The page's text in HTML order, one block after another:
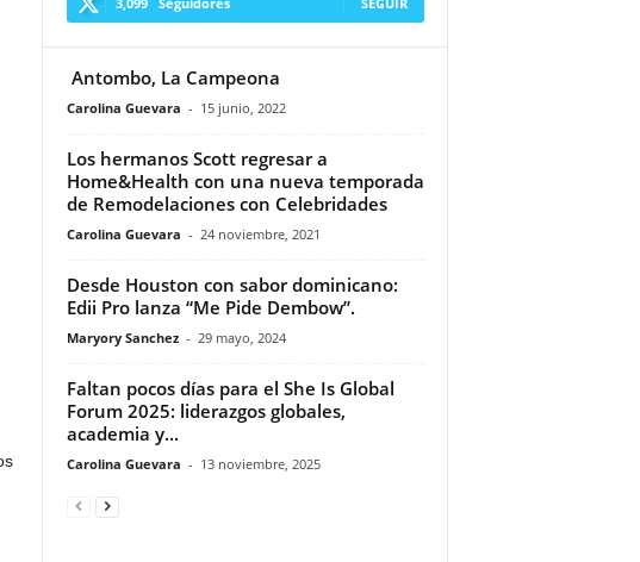
Antombo, La Campeona
Carolina Guevara - 15 junio, 2022
Los hermanos Scott regresar a
Home&Health con una nueva temporada
de Remodelaciones con Celebridades
Carolina Guevara - 24 noviembre, 2021
Desde Houston con sabor dominicano:
Edii Pro lanza “Me Pide Dembow”.
Maryory Sanchez - 29 mayo, 2024
Faltan pocos días para el She Is Global
Forum 2025: liderazgos globales,
academia y...
Carolina Guevara - 13 noviembre, 2025